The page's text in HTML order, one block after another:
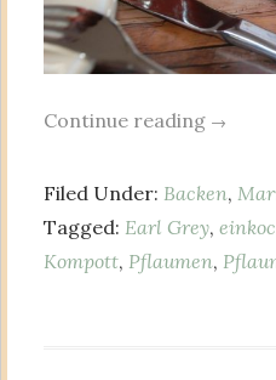
Continue reading →
Filed Under: Backen,
Tagged: Earl Grey,
Kompott, Pflaumen,